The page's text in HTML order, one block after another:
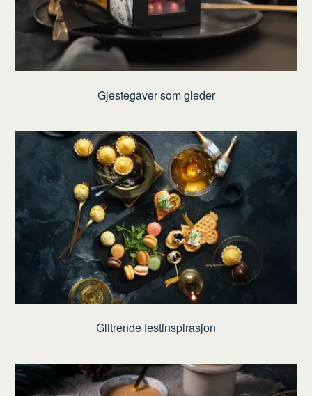
Gjestegaver som gleder
Glitrende festinspirasjon